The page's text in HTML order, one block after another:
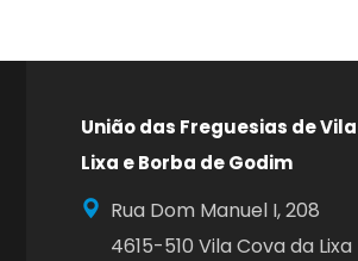
União das Freguesias de
Lixa e Borba de Godim
Rua Dom Manuel I, 208
4615-510 Vila Cova da Lixa